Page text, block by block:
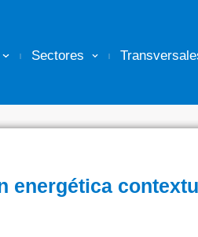
Sectores
energética